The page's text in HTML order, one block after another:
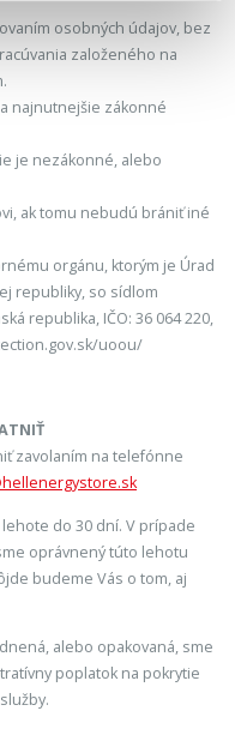
osobných údajov, bez
založeného na
najnutnejšie zákonné
je nezákonné, alebo
ak tomu nebudú brániť iné
orgánu, ktorým je Úrad
republiky, so sídlom
republika, IČO: 36 064 220,
uoou/
zavolaním na telefónne
do 30 dní. V prípade
oprávnený túto lehotu
budeme Vás o tom, aj
alebo opakovaná, sme
poplatok na pokrytie